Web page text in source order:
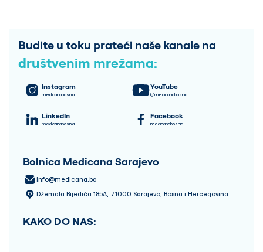
Budite u toku prateći naše kanale na
društvenim mrežama:
Instagram
medicanabosnia
YouTube
@medicanabosnia
LinkedIn
medicanabosnia
Facebook
medicanabosnia
Bolnica Medicana Sarajevo
info@medicana.ba
Džemala Bijedića 185A, 71000 Sarajevo, Bosna i Hercegovina
KAKO DO NAS: